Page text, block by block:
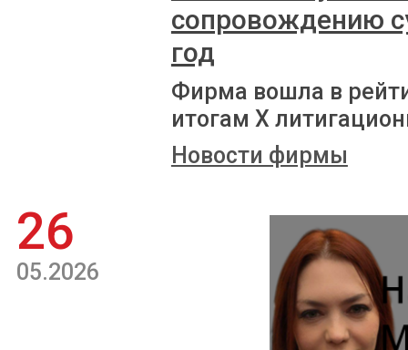
сопровождению
год
Фирма вошла в
итогам X
Новости фирмы
26
05.2026